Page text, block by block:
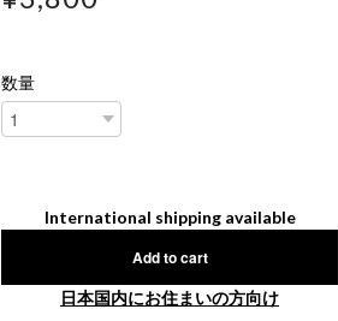
数量
International shipping available
Add to cart
日本国内にお住まいの方向け